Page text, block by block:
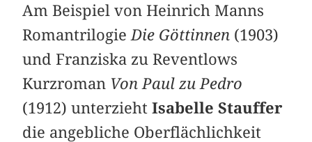
Am Beispiel von Heinrich Manns
Romantrilogie Die Göttinnen (1903)
und Franziska zu Reventlows
Kurzroman Von Paul zu Pedro
(1912) unterziehtIsabelle Stauffer
die angebliche Oberflächlichkeit